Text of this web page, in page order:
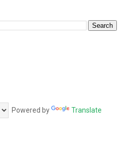
Powered by Translate